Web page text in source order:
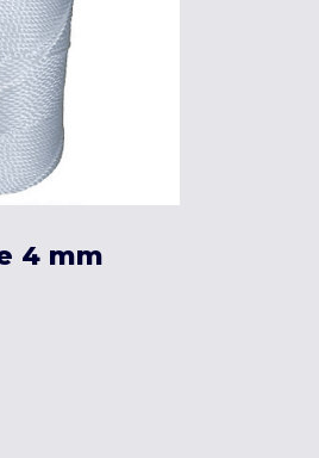
4 mm